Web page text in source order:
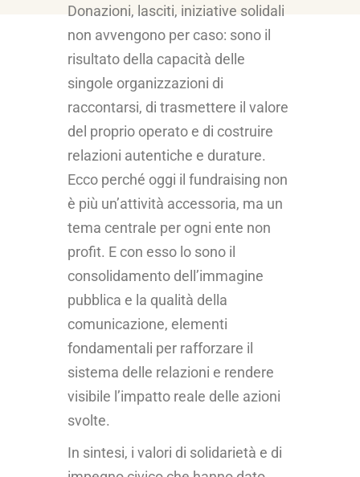
Donazioni, lasciti, iniziative solidali
non avvengono per caso: sono il
risultato della capacità delle
singole organizzazioni di
raccontarsi, di trasmettere il valore
del proprio operato e di costruire
relazioni autentiche e durature.
Ecco perché oggi il fundraising non
è più un’attività accessoria, ma un
tema centrale per ogni ente non
profit. E con esso lo sono il
consolidamento dell’immagine
pubblica e la qualità della
comunicazione, elementi
fondamentali per rafforzare il
sistema delle relazioni e rendere
visibile l’impatto reale delle azioni
svolte.
In sintesi, i valori di solidarietà e di